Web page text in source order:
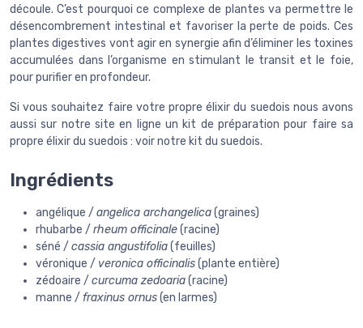
découle. C’est pourquoi ce complexe de plantes va permettre le
désencombrement intestinal et favoriser la perte de poids. Ces
plantes digestives vont agir en synergie afin d’éliminer les toxines
accumulées dans l’organisme en stimulant le transit et le foie,
pour purifier en profondeur.
Si vous souhaitez faire votre propre élixir du suedois nous avons
aussi sur notre site en ligne un kit de préparation pour faire sa
propre élixir du suedois : voir notre kit du suedois.
Ingrédients
angélique / angelica archangelica(graines)
rhubarbe / rheum officinale(racine)
séné / cassia angustifolia(feuilles)
véronique / veronica officinalis(plante entière)
zédoaire / curcuma zedoaria(racine)
manne / fraxinus ornus(en larmes)